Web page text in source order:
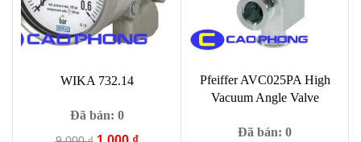
WIKA 732.14
Đã bán: 0
Giá
Giá
Pfeiffer AVC025PA High
Vacuum Angle Valve
Đã bán: 0